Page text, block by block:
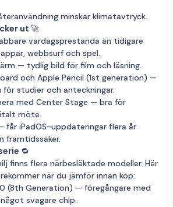
3 329 kr
Silver
12 mån
3 555 kr
Silver
12 mån
256GB Lagring
3 845 kr
64GB Lagring
minskar klimatavtryck.
ut 🚀
vardagsprestanda än tidigare
webbsurf och spel.
— tydlig bild för film och läsning.
och Apple Pencil (1st generation) —
studier och anteckningar.
med Center Stage — bra för
möte.
får iPadOS-uppdateringar flera år
framtidssäker.
🔁
finns flera närbesläktade modeller. Här
när du jämför innan köp:
(8th Generation) — föregångare med
svagare chip.